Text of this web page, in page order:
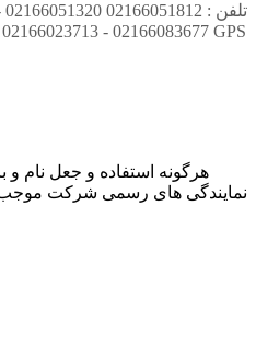
هرگونه استفاده و جعل نام و
نمایندگی های رسمی شرکت